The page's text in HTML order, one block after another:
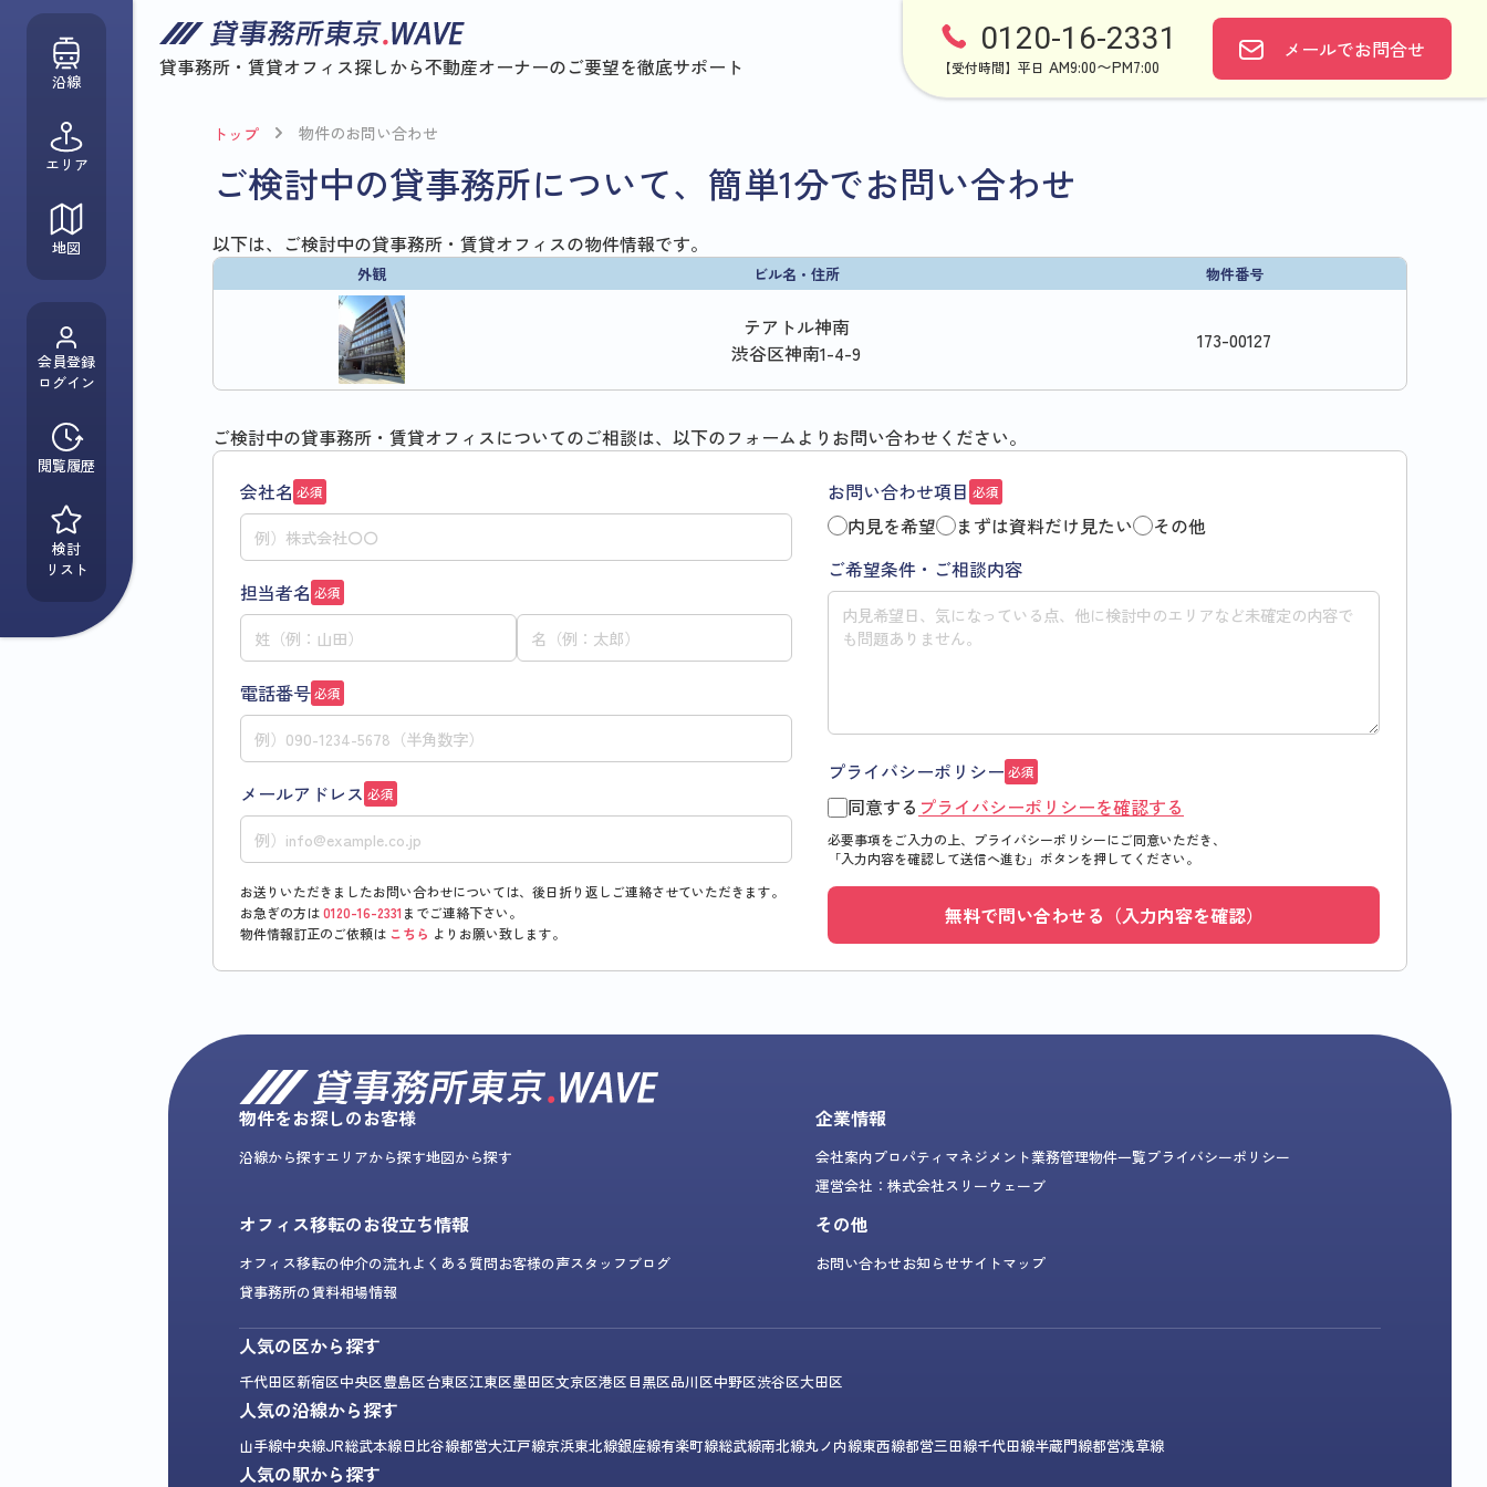
貸事務所・賃貸オフィス探しから不動産オーナーのご要望を徹底サポート
0120-16-2331
【受付時間】平日 AM9:00〜PM7:00
メールでお問合せ
沿線
エリア
地図
会員登録
ログイン
閲覧履歴
検討
リスト
トップ 物件のお問い合わせ
ご検討中の貸事務所について、簡単1分でお問い合わせ
以下は、ご検討中の貸事務所・賃貸オフィスの物件情報です。
外観 ビル名・住所 物件番号
テアトル神南
渋谷区神南1-4-9
173-00127
ご検討中の貸事務所・賃貸オフィスについてのご相談は、以下のフォームよりお問い合わせください。
会社名 必須
担当者名 必須
電話番号必須
メールアドレス 必須
お送りいただきましたお問い合わせについては、後日折り返しご連絡させていただきます。
お急ぎの方は0120-16-2331 までご連絡下さい。
物件情報訂正のご依頼は こちら よりお願い致します。
お問い合わせ項目 必須
内見を希望 まずは資料だけ見たい
その他
ご希望条件・ご相談内容
プライバシーポリシー 必須
同意する プライバシーポリシーを確認する
必要事項をご入力の上、プライバシーポリシーにご同意いただき、
「入力内容を確認して送信へ進む」 ボタンを押してください。
無料で問い合わせる（入力内容を確認）
物件をお探しのお客様
沿線から探すエリアから探す地図から探す
企業情報
会社案内プロパティマネジメント業務管理物件一覧プライバシーポリシー
運営会社：株式会社スリーウェーブ
オフィス移転のお役立ち情報
オフィス移転の仲介の流れよくある質問お客様の声スタッフブログ
貸事務所の賃料相場情報
その他
お問い合わせお知らせサイトマップ
人気の区から探す
千代田区新宿区中央区豊島区台東区江東区墨田区文京区港区目黒区品川区中野区渋谷区大田区
人気の沿線から探す
山手線中央線JR総武本線日比谷線都営大江戸線京浜東北線銀座線有楽町線総武線南北線丸ノ内線東西線都営三田線千代田線半蔵門線都営浅草線
人気の駅から探す